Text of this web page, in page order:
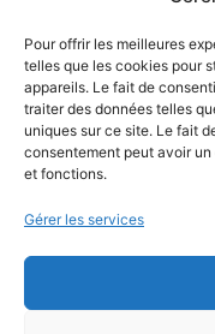
Pour offrir les meilleures
telles que les cookies pour
appareils. Le fait de
traiter des données telles
uniques sur ce site. Le fait
consentement peut avoir
et fonctions.
Gérer les services
Du